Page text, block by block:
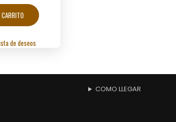
de deseos
COMO LLEGAR